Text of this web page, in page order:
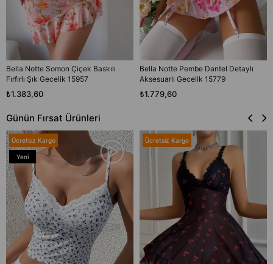
Bella Notte Somon Çiçek Baskılı
Fırfırlı Şık Gecelik 15957
₺1.383,60
Bella Notte Pembe Dantel Detaylı
Aksesuarlı Gecelik 15779
₺1.779,60
Günün Fırsat Ürünleri
Ücretsiz Kargo
Yeni
Ücretsiz Kargo